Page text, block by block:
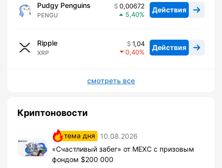
Pudgy Penguins
PENGU
0,00672
5,40
Действия
Ripple
XRP
1,04
0,40
Действия
смотреть все
Криптоновости
тема дня
10.08.2026
«Счастливый забег» от MEXC с призовым
фондом $200 000